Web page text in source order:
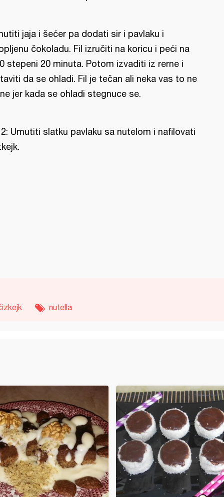
jaja i šećer pa dodati sir i pavlaku i
čokoladu. Fil izručiti na koricu i peći na
stepeni 20 minuta. Potom izvaditi iz rerne i
da se ohladi. Fil je tečan ali neka vas to ne
jer kada se ohladi stegnuce se.
2: Umutiti slatku pavlaku sa nutelom i nafilovati
nutella